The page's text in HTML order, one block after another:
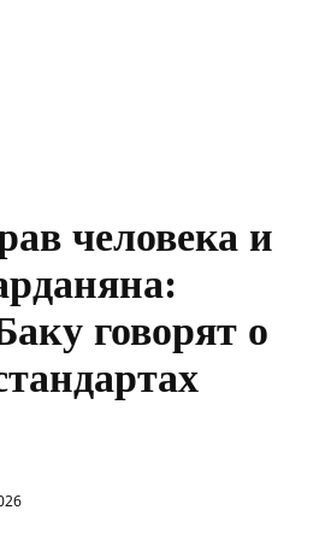
человека и
говорят о